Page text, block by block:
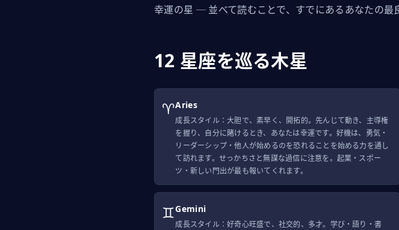
幸運の星 ─ 並べて読むことで、すでにあるあなたの最
12 星座を巡る木星
♈Aries
成長スタイル：大胆で、素早く、開拓的。先んじて動き、主導権
を握り、自分に賭けるとき、あなたは幸運です。好機は、勇気・
リーダーシップ・他人が始めるのを恐れることを始める力を通し
て訪れます。せっかちさと無謀な過信に注意を。起業・スポー
ツ・新しい門出が最も報いてくれます。
♊Gemini
成長スタイル：好奇心旺盛で、社交的、多才。学び・語り・書